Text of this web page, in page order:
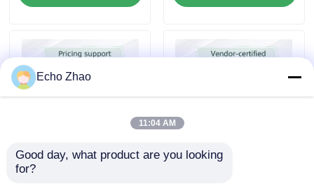
NVIDIA Q3400-RA 144-
Echo Zhao
11:04 AM
Good day, what product are you looking
for?